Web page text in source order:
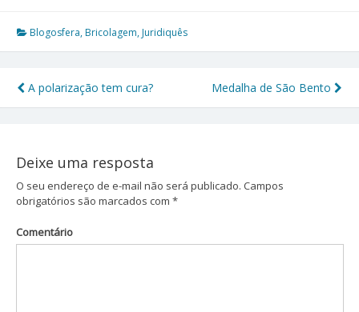
Blogosfera, Bricolagem, Juridiquês
Navegação
Post
A polarização tem cura? Medalha de São Bento
Deixe uma resposta
O seu endereço de e-mail não será publicado. Campos
obrigatórios são marcados com *
Comentário